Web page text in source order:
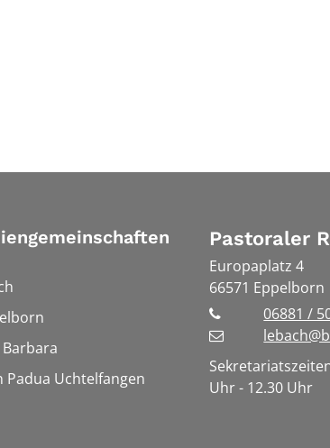
Padua Uchtelfangen
Pastoraler
Europaplatz 4
66571 Eppelborn
06881 /
Uhr - 12.30 Uhr